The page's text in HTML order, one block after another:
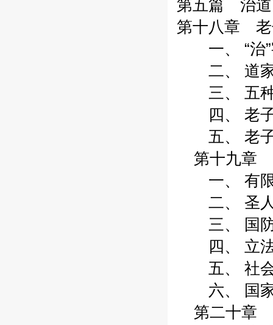
第五篇 治道
第十八章 老
一、 “治”
二、 道家
三、 五种
四、 老子
五、 老子
第十九章
一、 有限
二、 圣人-
三、 国防
四、 立法
五、 社会
六、 国家
第二十章